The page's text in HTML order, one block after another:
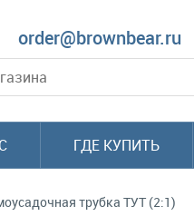
order@brownbear.ru
ГДЕ КУПИТЬ
трубка ТУТ (2:1)